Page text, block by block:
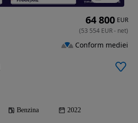
Benzina 2022
64 800 EUR
(53 554 EUR- net)
Conform mediei